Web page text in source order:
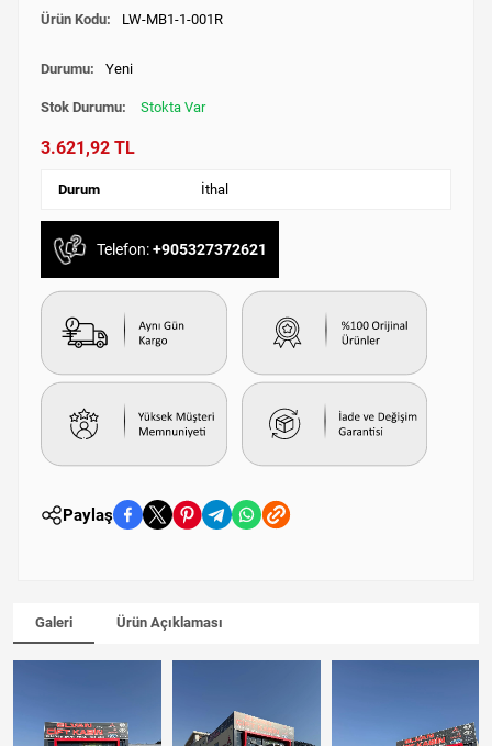
Ürün Kodu: LW-MB1-1-001R
Durumu: Yeni
Stok Durumu: Stokta Var
3.621,92 TL
Durum İthal
Telefon:+905327372621
Paylaş
Galeri Ürün Açıklaması